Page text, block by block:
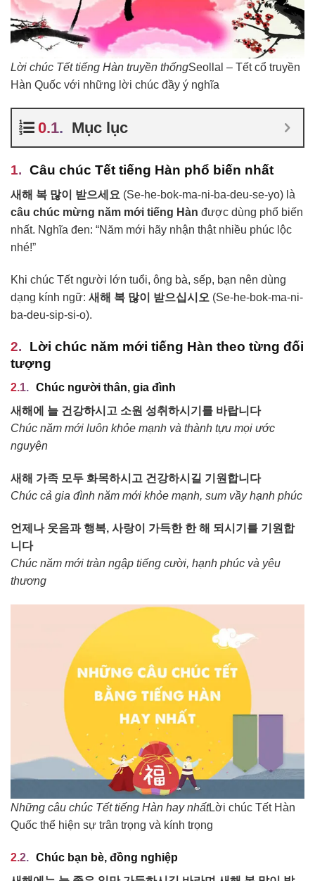
Lời chúc Tết tiếng Hàn truyền thốngSeollal – Tết cổ truyền
Hàn Quốc với những lời chúc đầy ý nghĩa
Mục lục
Câu chúc Tết tiếng Hàn phổ biến nhất
새해 복 많이 받으세요 (Se-he-bok-ma-ni-ba-deu-se-yo) là
câu chúc mừng năm mới tiếng Hàn được dùng phổ biến
nhất. Nghĩa đen: “Năm mới hãy nhận thật nhiều phúc lộc
nhé!”
Khi chúc Tết người lớn tuổi, ông bà, sếp, bạn nên dùng
dạng kính ngữ: 새해 복 많이 받으십시오 (Se-he-bok-ma-ni-
ba-deu-sip-si-o).
Lời chúc năm mới tiếng Hàn theo từng đối
tượng
Chúc người thân, gia đình
새해에 늘 건강하시고 소원 성취하시기를 바랍니다
Chúc năm mới luôn khỏe mạnh và thành tựu mọi ước
nguyện
새해 가족 모두 화목하시고 건강하시길 기원합니다
Chúc cả gia đình năm mới khỏe mạnh, sum vầy hạnh phúc
언제나 웃음과 행복, 사랑이 가득한 한 해 되시기를 기원합
니다
Chúc năm mới tràn ngập tiếng cười, hạnh phúc và yêu
thương
Những câu chúc Tết tiếng Hàn hay nhấtLời chúc Tết Hàn
Quốc thể hiện sự trân trọng và kính trọng
Chúc bạn bè, đồng nghiệp